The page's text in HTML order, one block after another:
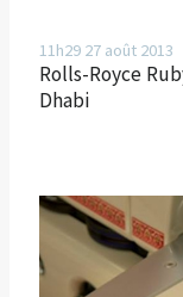
11h29 27 août 2013
Rolls-Royce
Dhabi